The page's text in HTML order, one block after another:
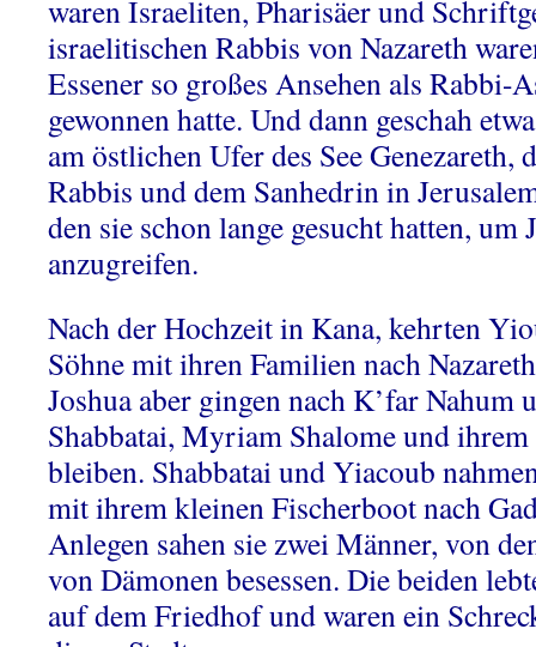
waren Israeliten, Pharisäer und
israelitischen Rabbis von Nazareth
Essener so großes Ansehen als Rabbi-
gewonnen hatte. Und dann geschah
am östlichen Ufer des See Genezareth,
Rabbis und dem Sanhedrin in
den sie schon lange gesucht hatten, um
anzugreifen.
Nach der Hochzeit in Kana, kehrten
Söhne mit ihren Familien nach
Joshua aber gingen nach K’far Nahum
Shabbatai, Myriam Shalome und
bleiben. Shabbatai und Yiacoub
mit ihrem kleinen Fischerboot nach
Anlegen sahen sie zwei Männer, von
von Dämonen besessen. Die beiden
auf dem Friedhof und waren ein